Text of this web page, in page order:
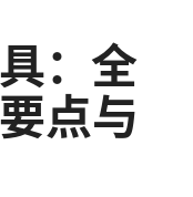
：全
点与